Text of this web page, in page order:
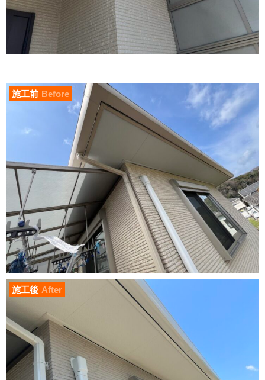
施工前 Before
施工後 After